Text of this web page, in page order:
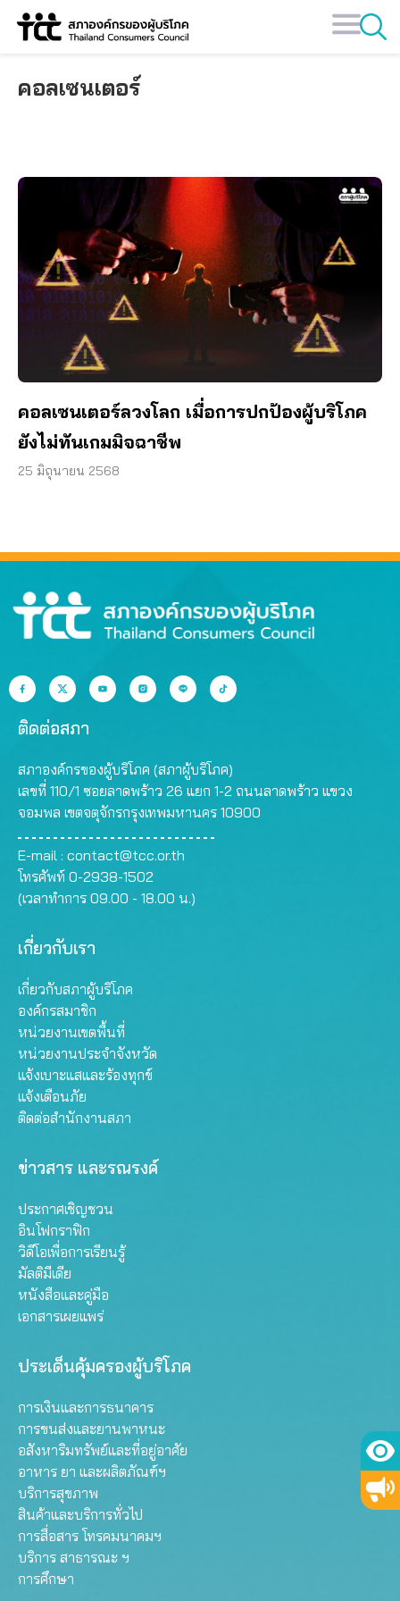
Skip
คอลเซนเตอร์
คอลเซนเตอร์ลวงโลก เมื่อการปกป้องผู้บริโภค
ยังไม่ทันเกมมิจฉาชีพ
25 มิถุนายน 2568
ติดต่อสภา
สภาองค์กรของผู้บริโภค (สภาผู้บริโภค)
เลขที่ 110/1 ซอยลาดพร้าว 26 แยก 1-2 ถนนลาดพร้าว แขวง
จอมพล เขตจตุจักรกรุงเทพมหานคร 10900
E-mail : contact@tcc.or.th
โทรศัพท์ 0-2938-1502
(เวลาทำการ 09.00 - 18.00 น.)
เกี่ยวกับเรา
เกี่ยวกับสภาผู้บริโภค
องค์กรสมาชิก
หน่วยงานเขตพื้นที่
หน่วยงานประจำจังหวัด
แจ้งเบาะแสและร้องทุกข์
แจ้งเตือนภัย
ติดต่อสำนักงานสภา
ข่าวสาร และรณรงค์
ประกาศเชิญชวน
อินโฟกราฟิก
วิดีโอเพื่อการเรียนรู้
มัลติมีเดีย
หนังสือและคู่มือ
เอกสารเผยแพร่
ประเด็นคุ้มครองผู้บริโภค
การเงินและการธนาคาร
การขนส่งและยานพาหนะ
อสังหาริมทรัพย์และที่อยู่อาศัย
อาหาร ยา และผลิตภัณฑ์ฯ
บริการสุขภาพ
สินค้าและบริการทั่วไป
การสื่อสาร โทรคมนาคมฯ
บริการ สาธารณะ ฯ
การศึกษา